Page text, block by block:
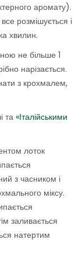
аромату).
розмішується і
хвилин.
не більше 1
нарізається.
з крохмалем,
та «Італійськими
лоток
з часником і
міксу.
заливається
натертим